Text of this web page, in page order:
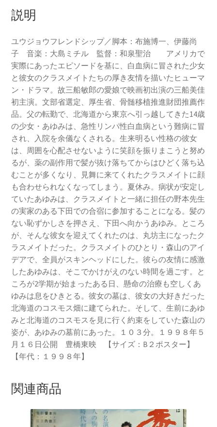
説明
ユウジョウフレンドシップ／脚本：布施博一、伊藤尚
子 音楽：大島ミチル 監督：和泉聖治 アメリカで
実際にあったエピソードを基に、白血病に冒された少女
と彼女のクラスメイトたちの厚き友情を描いたヒューマ
ン・ドラマ。故三船敏郎の愛娘で映画初出演の三船美佳
初主演。文部省選定、厚生省、骨髄移植推進財団推薦作
品。父の転勤で、北海道から東京へ引っ越してきた14歳
の少女・あゆみは、急性リンパ性白血病という難病に冒
され、入院を余儀なくされる。生来明るい性格の彼女
は、周囲を心配させないように笑顔を振りまこうと努め
るが、薬の副作用で髪が抜け落ちてからはひどく落ち込
むことが多くなり、見舞に来てくれたクラスメイトに顔
も合わせられなくなってしまう。夏休み。病状が安定し
ていたあゆみは、クラスメイトと一緒に担任の野本先生
の実家のある下田での合宿に参加することになる。髪の
ない恥ずかしさを押さえ、下田へ向かうあゆみ。ところ
が、そんな彼女を迎えてくれたのは、丸坊主になったク
ラスメイトだった。クラスメイトのひとり・森山のアイ
デアで、全員がスキンヘッドにした。彼らの友情に感激
したあゆみは、そこでかけがえのない時間を過ごす。と
ころが2学期が始まったある日、懸命の治療も空しくあ
ゆみは息をひきとる。彼女の墓は、彼女の大好きだった
北海道のコスモス畑に建てられた。そして、生前にあゆ
みと北海道のコスモスを見に行く約束をしていた森山の
姿が、あゆみの墓前にあった。１０３分。１９９８年５
月１６日公開 豊橋東映 【サイズ：B２ポスター】
【年代：１９９８年】
関連商品